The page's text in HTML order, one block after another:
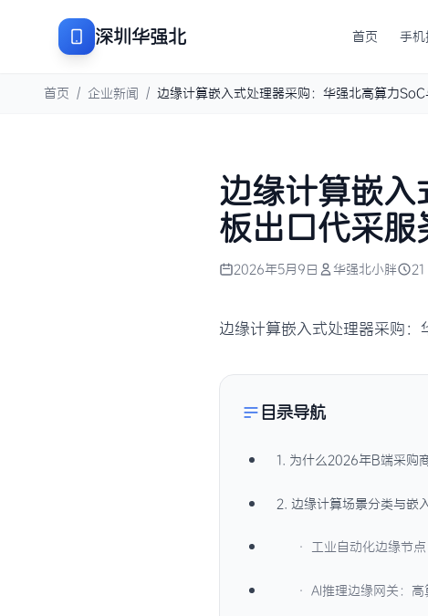
深圳华强北 首页 手
首页 / 企业新闻 / 边缘计算嵌入式处理器采购：华强北高算力
边缘计算嵌
板出口代采服
2026年5月9日 华强北小胖
边缘计算嵌入式处理器采购
目录导航
1. 为什么2026年B端采购
2. 边缘计算场景分类与嵌
· 工业自动化边缘节
· AI推理边缘网关：